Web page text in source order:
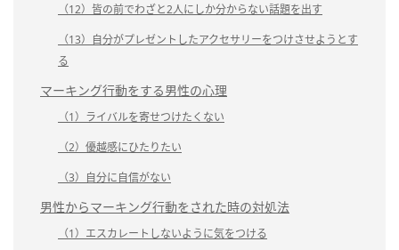
（12）皆の前でわざと2人にしか分からない話題を出す
（13）自分がプレゼントしたアクセサリーをつけさせようとす
る
マーキング行動をする男性の心理
（1）ライバルを寄せつけたくない
（2）優越感にひたりたい
（3）自分に自信がない
男性からマーキング行動をされた時の対処法
（1）エスカレートしないように気をつける